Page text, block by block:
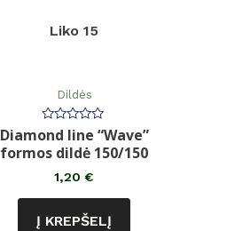
Liko 15
Dildės
Įvertinimas:
0
iš
Diamond line “Wave”
formos dildė 150/150
1,20€
Į KREPŠELĮ